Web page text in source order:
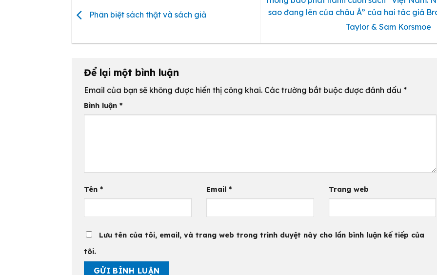
Phân biệt sách thật và sách giả
sao đang lên của châu Á” của hai tác giả
Taylor & Sam Korsmoe
Để lại một bình luận
Email của bạn sẽ không được hiển thị công khai. Các trường bắt buộc được đánh dấu *
Bình luận *
Tên * Email * Trang web
Lưu tên của tôi, email, và trang web trong trình duyệt này cho lần bình luận kế tiếp của
tôi.